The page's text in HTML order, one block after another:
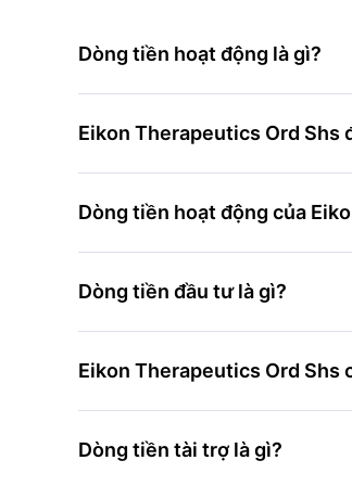
Dòng tiền hoạt động là gì?
Eikon Therapeutics Ord Shs
Dòng tiền hoạt động của
Dòng tiền đầu tư là gì?
Eikon Therapeutics Ord Shs
Dòng tiền tài trợ là gì?